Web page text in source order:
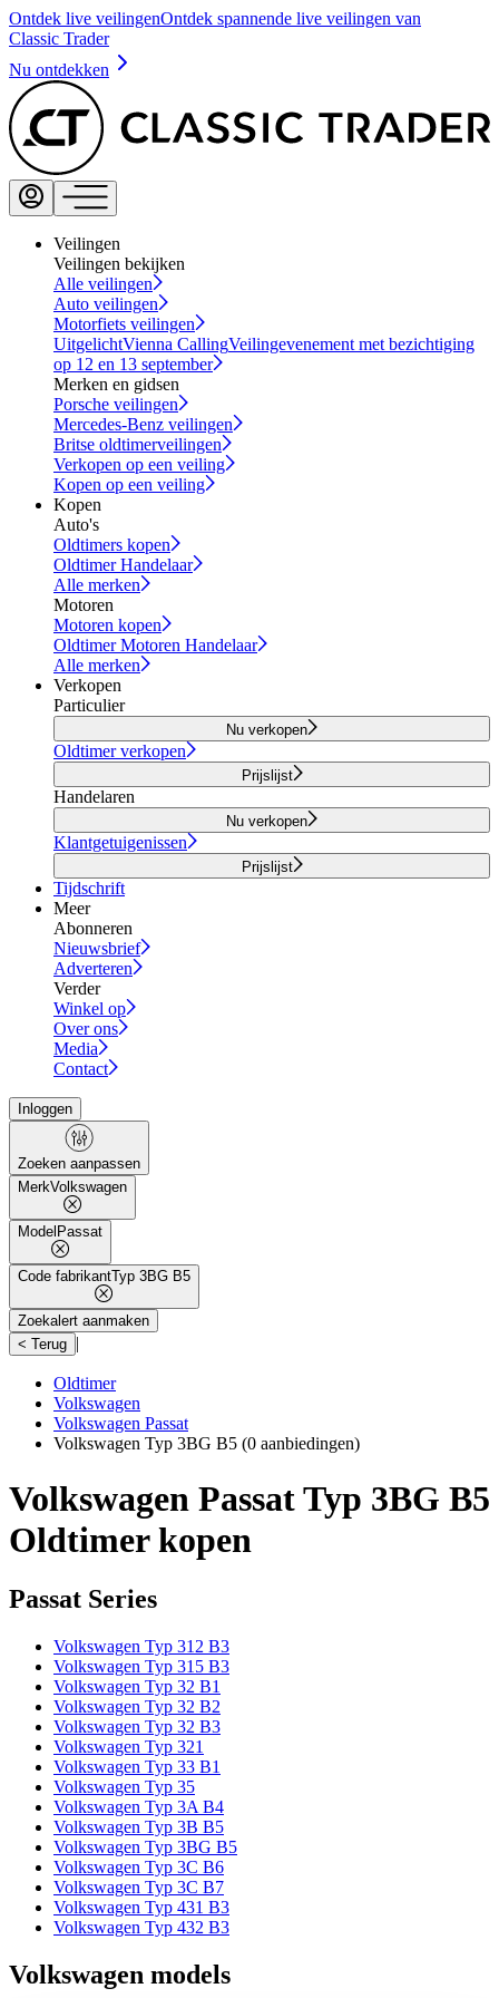
Ontdek live veilingenOntdek spannende live veilingen van
Classic Trader
Nu ontdekken
Veilingen
Veilingen bekijken
Alle veilingen
Auto veilingen
Motorfiets veilingen
UitgelichtVienna CallingVeilingevenement met bezichtiging
op 12 en 13 september
Merken en gidsen
Porsche veilingen
Mercedes-Benz veilingen
Britse oldtimerveilingen
Verkopen op een veiling
Kopen op een veiling
Kopen
Auto's
Oldtimers kopen
Oldtimer Handelaar
Alle merken
Motoren
Motoren kopen
Oldtimer Motoren Handelaar
Alle merken
Verkopen
Particulier
Nu verkopen
Oldtimer verkopen
Prijslijst
Handelaren
Nu verkopen
Klantgetuigenissen
Prijslijst
Tijdschrift
Meer
Abonneren
Nieuwsbrief
Adverteren
Verder
Winkel op
Over ons
Media
Contact
Inloggen
Zoeken aanpassen
MerkVolkswagen
Model Passat
Code fabrikantTyp 3BG B5
Zoekalert aanmaken
< Terug |
Oldtimer
Volkswagen
Volkswagen Passat
Volkswagen Typ 3BG B5 (0 aanbiedingen)
Volkswagen Passat Typ 3BG B5
Oldtimer kopen
Passat Series
Volkswagen Typ 312 B3
Volkswagen Typ 315 B3
Volkswagen Typ 32 B1
Volkswagen Typ 32 B2
Volkswagen Typ 32 B3
Volkswagen Typ 321
Volkswagen Typ 33 B1
Volkswagen Typ 35
Volkswagen Typ 3A B4
Volkswagen Typ 3B B5
Volkswagen Typ 3BG B5
Volkswagen Typ 3C B6
Volkswagen Typ 3C B7
Volkswagen Typ 431 B3
Volkswagen Typ 432 B3
Volkswagen models